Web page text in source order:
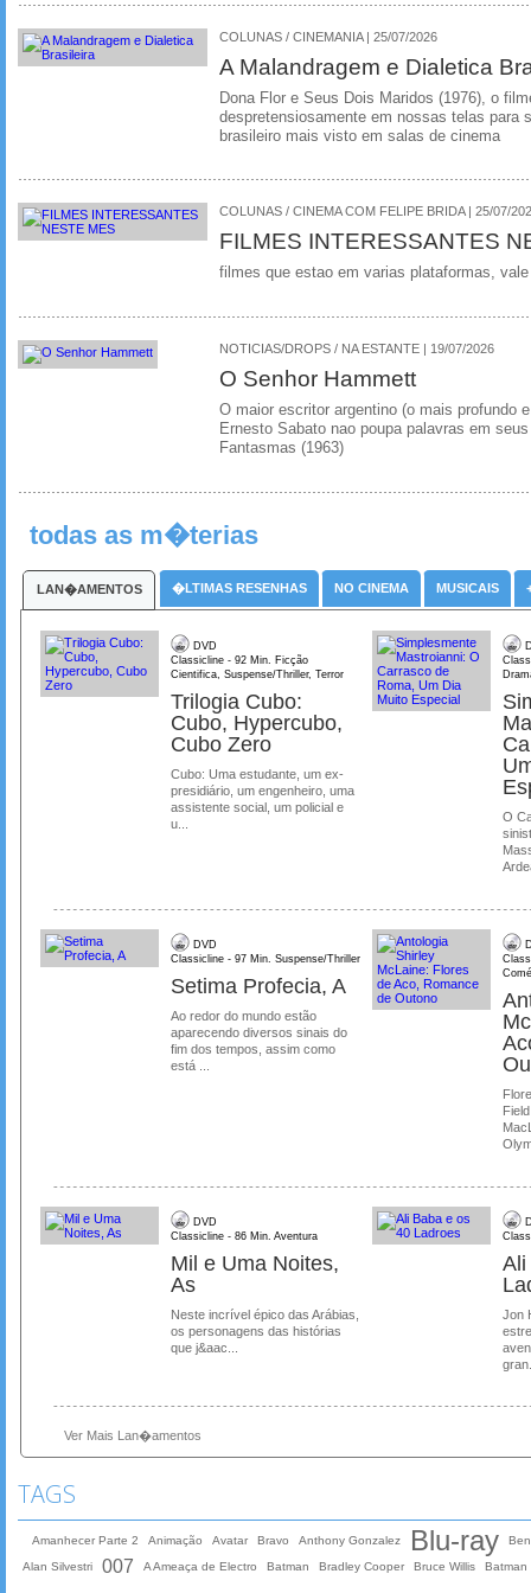
COLUNAS / CINEMANIA | 25/07/2026
A Malandragem e Dialetica
Dona Flor e Seus Dois Maridos (1976), o
despretensiosamente em nossas telas para
brasileiro mais visto em salas de cinema
COLUNAS / CINEMA COM FELIPE BRIDA | 25/07/
FILMES INTERESSANTES
filmes que estao em varias plataformas,
NOTICIAS/DROPS / NA ESTANTE | 19/07/2026
O Senhor Hammett
O maior escritor argentino (o mais profundo
Ernesto Sabato nao poupa palavras em
Fantasmas (1963)
todas as m�terias
LAN�AMENTOS �LTIMAS RESENHAS NO CINEMA MUSICAIS
DVD
Classicline - 92 Min. Ficção
Cientifica, Suspense/Thriller, Terror
Trilogia Cubo:
Cubo, Hypercubo,
Cubo Zero
Cubo: Uma estudante, um ex-
presidiário, um engenheiro, uma
assistente social, um policial e
u...
O
DVD
Classicline - 97 Min. Suspense/Thriller
Setima Profecia, A
Ao redor do mundo estão
aparecendo diversos sinais do
fim dos tempos, assim como
está ...
DVD
Classicline - 86 Min. Aventura
Mil e Uma Noites,
As
Neste incrível épico das Arábias,
os personagens das histórias
que j&aac...
Ali
Jon
Ver Mais Lan�amentos
TAGS
Amanhecer Parte 2 Animação Avatar Bravo Anthony Gonzalez Blu-ray
Alan Silvestri
007 A Ameaça de Electro Batman Bradley Cooper Bruce Willis Batman